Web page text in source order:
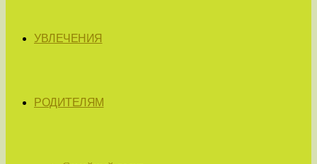
УВЛЕЧЕНИЯ
РОДИТЕЛЯМ